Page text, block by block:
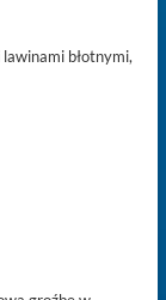
błotnymi,